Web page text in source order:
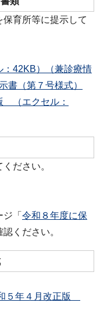
育所等に提示して
42KB）
（兼診療情
書（第７号様式）
（エクセル：
ださい。
「 令和８年度に保
認ください。
５年４月改正版